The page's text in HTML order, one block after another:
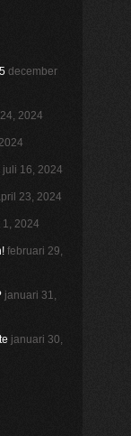
december
2024
juli 16, 2024
23, 2024
1, 2024
februari 29,
januari 31,
januari 30,